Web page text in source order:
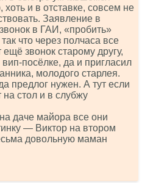
и в отставке, совсем не
Заявление в
в ГАИ, «пробить»
что через полчаса все
звонок старому другу,
посёлке, да и пригласил
молодого старлея.
предлог нужен. А тут если
стол и в слубжу
даче майора все они
— Виктор на втором
довольную маман